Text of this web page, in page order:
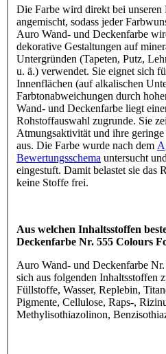
Die Farbe wird direkt bei unseren
angemischt, sodass jeder
Auro Wand- und Deckenfarbe
dekorative Gestaltungen auf
Untergründen (Tapeten, Putz,
u. ä.) verwendet. Sie eignet sich
Innenflächen (auf alkalischen
Farbtonabweichungen durch
Wand- und Deckenfarbe liegt
Rohstoffauswahl zugrunde. Sie
Atmungsaktivität und ihre
aus. Die Farbe wurde nach dem
Bewertungsschema untersucht
eingestuft. Damit belastet sie das
keine Stoffe frei.
Aus welchen Inhaltsstoffen
Deckenfarbe Nr. 555 Colours
Auro Wand- und Deckenfarbe
sich aus folgenden Inhaltsstoffen
Füllstoffe, Wasser, Replebin,
Pigmente, Cellulose, Raps-,
Methylisothiazolinon,